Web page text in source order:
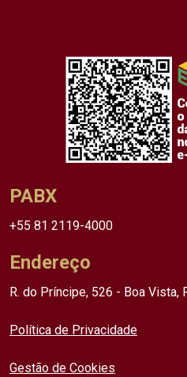
PABX
+55 81 2119-4000
Endereço
R. do Príncipe, 526 - Boa
Política de Privacidade
Gestão de Cookies